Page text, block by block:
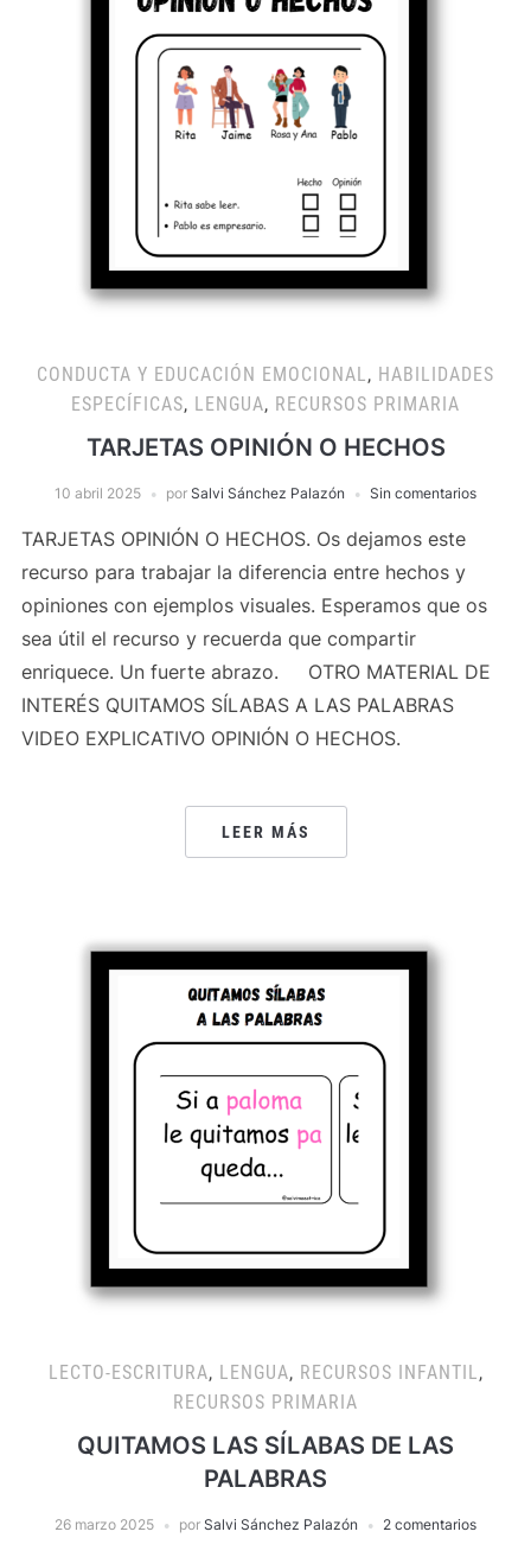
CONDUCTA Y EDUCACIÓN EMOCIONAL, HABILIDADES
ESPECÍFICAS, LENGUA, RECURSOS PRIMARIA
TARJETAS OPINIÓN O HECHOS
10 abril 2025 por Salvi Sánchez Palazón Sin comentarios
TARJETAS OPINIÓN O HECHOS. Os dejamos este
recurso para trabajar la diferencia entre hechos y
opiniones con ejemplos visuales. Esperamos que os
sea útil el recurso y recuerda que compartir
enriquece. Un fuerte abrazo. OTRO MATERIAL DE
INTERÉS QUITAMOS SÍLABAS A LAS PALABRAS
VIDEO EXPLICATIVO OPINIÓN O HECHOS.
LEER MÁS
LECTO-ESCRITURA, LENGUA, RECURSOS INFANTIL,
RECURSOS PRIMARIA
QUITAMOS LAS SÍLABAS DE LAS
PALABRAS
26 marzo 2025 por Salvi Sánchez Palazón 2 comentarios